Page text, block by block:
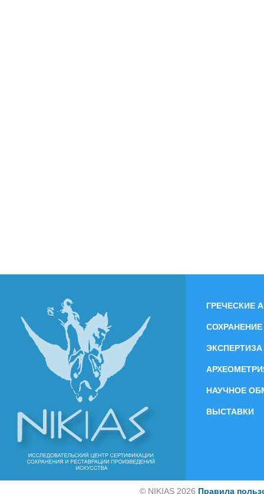
ГРЕЧЕСКИЕ
СОХРАНЕНИЕ
НАУЧНОЕ
ВЫСТАВКИ
© NIKIAS 2026 Правила